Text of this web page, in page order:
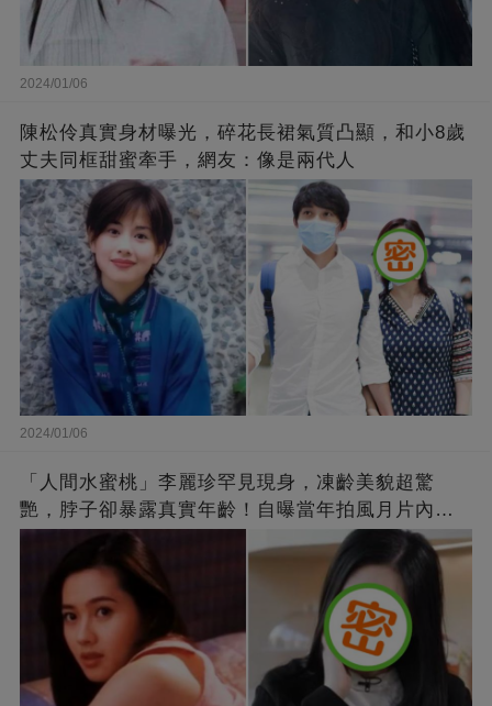
2024/01/06
陳松伶真實身材曝光，碎花長裙氣質凸顯，和小8歲
丈夫同框甜蜜牽手，網友：像是兩代人
2024/01/06
「人間水蜜桃」李麗珍罕見現身，凍齡美貌超驚
艷，脖子卻暴露真實年齡！自曝當年拍風月片內
幕，竟是因為「玉女當久了」？